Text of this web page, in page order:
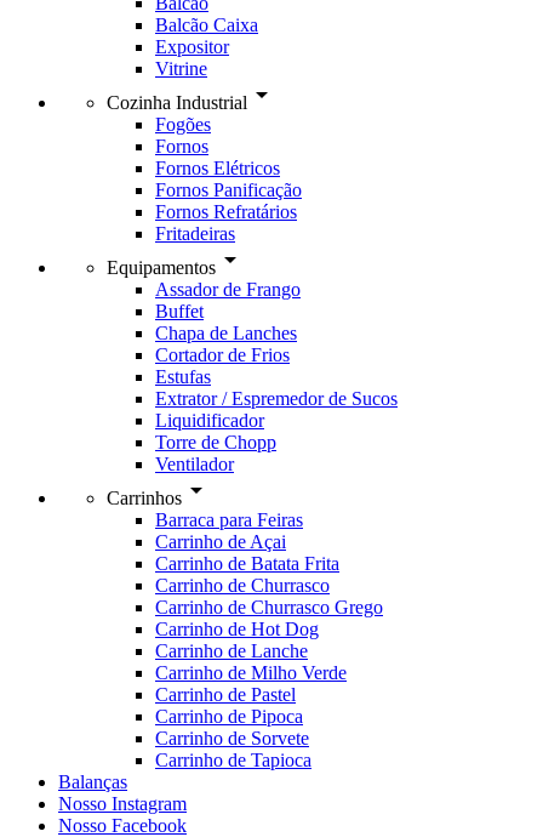
Balcão Caixa
Expositor
Vitrine
Cozinha Industrial arrow_drop_down
Fogões
Fornos
Fornos Elétricos
Fornos Panificação
Fornos Refratários
Fritadeiras
Equipamentos arrow_drop_down
Assador de Frango
Buffet
Chapa de Lanches
Cortador de Frios
Estufas
Extrator / Espremedor de Sucos
Liquidificador
Torre de Chopp
Ventilador
Carrinhos arrow_drop_down
Barraca para Feiras
Carrinho de Açai
Carrinho de Batata Frita
Carrinho de Churrasco
Carrinho de Churrasco Grego
Carrinho de Hot Dog
Carrinho de Lanche
Carrinho de Milho Verde
Carrinho de Pastel
Carrinho de Pipoca
Carrinho de Sorvete
Carrinho de Tapioca
Balanças
Nosso Instagram
Nosso Facebook